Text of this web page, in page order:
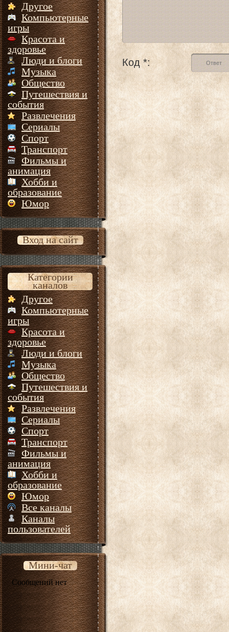
Другое
Компьютерные
игры
Красота и
здоровье
Люди и блоги
Музыка
Общество
Путешествия и
события
Развлечения
Сериалы
Спорт
Транспорт
Фильмы и
анимация
Хобби и
образование
Юмор
Вход на сайт
Категории
каналов
Другое
Компьютерные
игры
Красота и
здоровье
Люди и блоги
Музыка
Общество
Путешествия и
события
Развлечения
Сериалы
Спорт
Транспорт
Фильмы и
анимация
Хобби и
образование
Юмор
Все каналы
Каналы
пользователей
Мини-чат
Код *: